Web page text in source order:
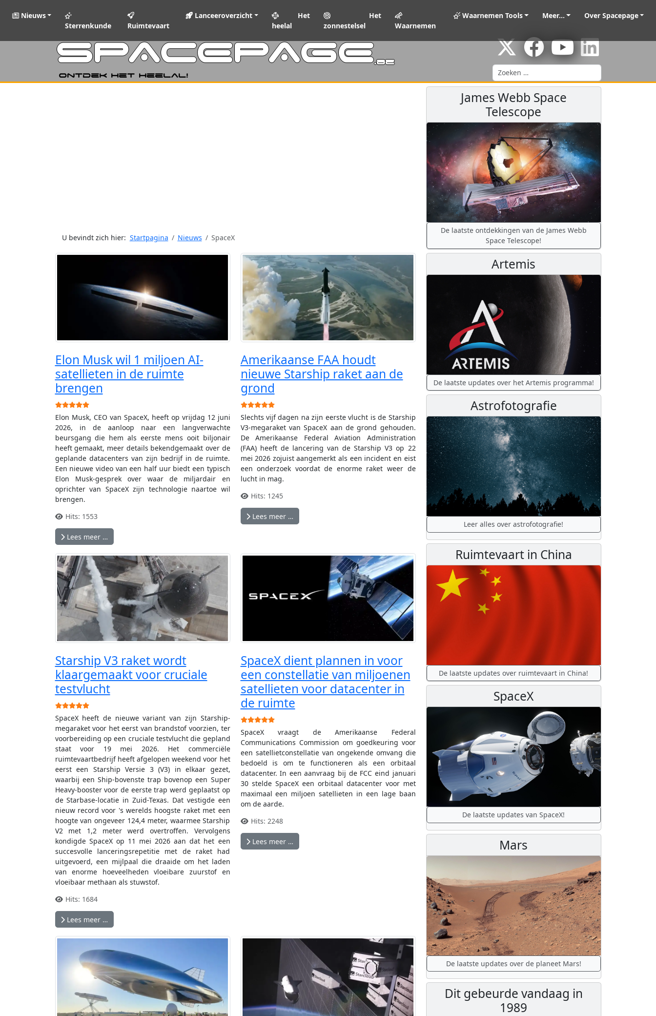
Nieuws
Sterrenkunde
Ruimtevaart
Lanceeroverzicht
Het
heelal
Het
zonnestelsel
Waarnemen
Waarnemen Tools Meer... Over Spacepage
SPACEPAGE.be
Ontdek het heelal!
Zoeken
U bevindt zich hier: Startpagina Nieuws SpaceX
Elon Musk wil 1 miljoen AI-
satellieten in de ruimte
brengen
Gebruikerswaardering:
Elon Musk, CEO van SpaceX, heeft op vrijdag 12 juni
2026, in de aanloop naar een langverwachte
beursgang die hem als eerste mens ooit biljonair
heeft gemaakt, meer details bekendgemaakt over de
geplande datacenters van zijn bedrijf in de ruimte.
Een nieuwe video van een half uur biedt een typisch
Elon Musk-gesprek over waar de miljardair en
oprichter van SpaceX zijn technologie naartoe wil
brengen.
Hits: 1553
Lees meer …
Amerikaanse FAA houdt
nieuwe Starship raket aan de
grond
Gebruikerswaardering:
Slechts vijf dagen na zijn eerste vlucht is de Starship
V3-megaraket van SpaceX aan de grond gehouden.
De Amerikaanse Federal Aviation Administration
(FAA) heeft de lancering van de Starship V3 op 22
mei 2026 zojuist aangemerkt als een incident en eist
een onderzoek voordat de enorme raket weer de
lucht in mag.
Hits: 1245
Lees meer …
Starship V3 raket wordt
klaargemaakt voor cruciale
testvlucht
Gebruikerswaardering:
SpaceX heeft de nieuwe variant van zijn Starship-
megaraket voor het eerst van brandstof voorzien, ter
voorbereiding op een cruciale testvlucht die gepland
staat voor 19 mei 2026. Het commerciële
ruimtevaartbedrijf heeft afgelopen weekend voor het
eerst een Starship Versie 3 (V3) in elkaar gezet,
waarbij een Ship-bovenste trap bovenop een Super
Heavy-booster voor de eerste trap werd geplaatst op
de Starbase-locatie in Zuid-Texas. Dat vestigde een
nieuw record voor 's werelds hoogste raket met een
hoogte van ongeveer 124,4 meter, waarmee Starship
V2 met 1,2 meter werd overtroffen. Vervolgens
kondigde SpaceX op 11 mei 2026 aan dat het een
succesvolle lanceringsrepetitie met de raket had
uitgevoerd, een mijlpaal die draaide om het laden
van enorme hoeveelheden vloeibare zuurstof en
vloeibaar methaan als stuwstof.
Hits: 1684
Lees meer …
SpaceX dient plannen in voor
een constellatie van miljoenen
satellieten voor datacenter in
de ruimte
Gebruikerswaardering:
SpaceX vraagt de Amerikaanse Federal
Communications Commission om goedkeuring voor
een satellietconstellatie van ongekende omvang die
bedoeld is om te functioneren als een orbitaal
datacenter. In een aanvraag bij de FCC eind januari
30 stelde SpaceX een orbitaal datacenter voor met
maximaal een miljoen satellieten in een lage baan
om de aarde.
Hits: 2248
Lees meer …
James Webb Space
Telescope
De laatste ontdekkingen van de James Webb
Space Telescope!
Artemis
De laatste updates over het Artemis programma!
Astrofotografie
Leer alles over astrofotografie!
Ruimtevaart in China
De laatste updates over ruimtevaart in China!
SpaceX
De laatste updates van SpaceX!
Mars
De laatste updates over de planeet Mars!
Dit gebeurde vandaag in
1989